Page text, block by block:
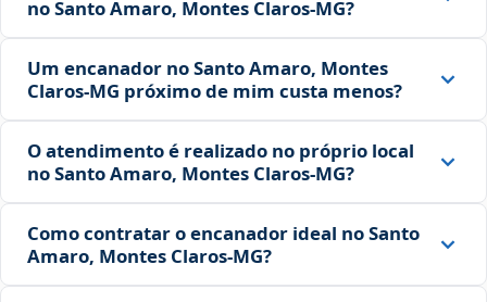
no Santo Amaro, Montes Claros‑MG?
Um encanador no Santo Amaro, Montes
Claros‑MG próximo de mim custa menos?
O atendimento é realizado no próprio local
no Santo Amaro, Montes Claros‑MG?
Como contratar o encanador ideal no Santo
Amaro, Montes Claros‑MG?